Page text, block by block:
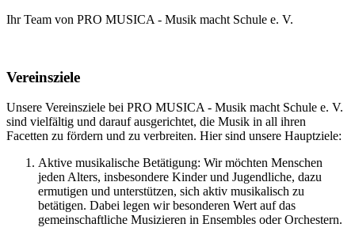
Ihr Team von PRO MUSICA - Musik macht Schule e. V.
Vereinsziele
Unsere Vereinsziele bei PRO MUSICA - Musik macht Schule e. V.
sind vielfältig und darauf ausgerichtet, die Musik in all ihren
Facetten zu fördern und zu verbreiten. Hier sind unsere Hauptziele:
Aktive musikalische Betätigung: Wir möchten Menschen
jeden Alters, insbesondere Kinder und Jugendliche, dazu
ermutigen und unterstützen, sich aktiv musikalisch zu
betätigen. Dabei legen wir besonderen Wert auf das
gemeinschaftliche Musizieren in Ensembles oder Orchestern.